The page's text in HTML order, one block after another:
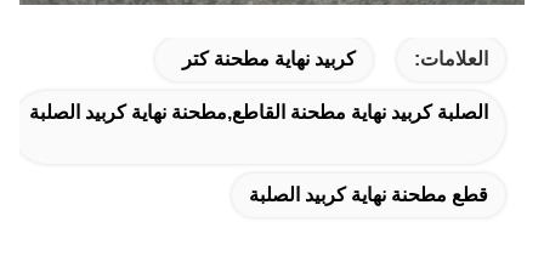
العلامات: كربيد نهاية مطحنة كتر
الصلبة كربيد نهاية مطحنة القاطع,مطحنة نهاية كربيد الصلبة
قطع مطحنة نهاية كربيد الصلبة